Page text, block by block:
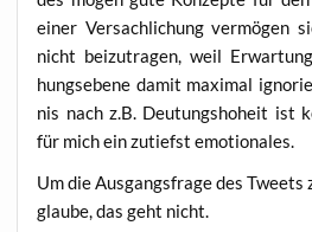
einer Ver­sach­li­chung ver­mö­gen
nicht bei­zu­tra­gen, weil
hungs­ebe­ne damit maxi­mal
nis nach z.B. Deu­tungs­ho­heit ist
für mich ein zutiefst emotionales.
Um die Aus­gangs­fra­ge des
glau­be, das geht nicht.